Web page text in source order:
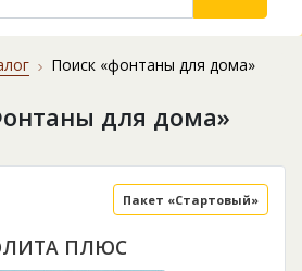
Поиск «фонтаны для дома»
для дома»
ПЛЮС
Пакет «Стартовый»